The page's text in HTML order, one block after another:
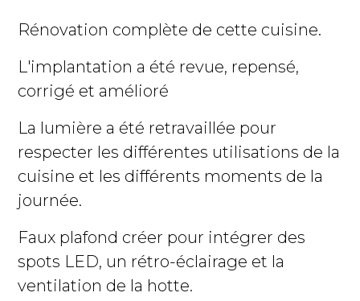
Rénovation complète de cette cuisine.
L'implantation a été revue, repensé,
corrigé et amélioré
La lumière a été retravaillée pour
respecter les différentes utilisations de la
cuisine et les différents moments de la
journée.
Faux plafond créer pour intégrer des
spots LED, un rétro-éclairage et la
ventilation de la hotte.